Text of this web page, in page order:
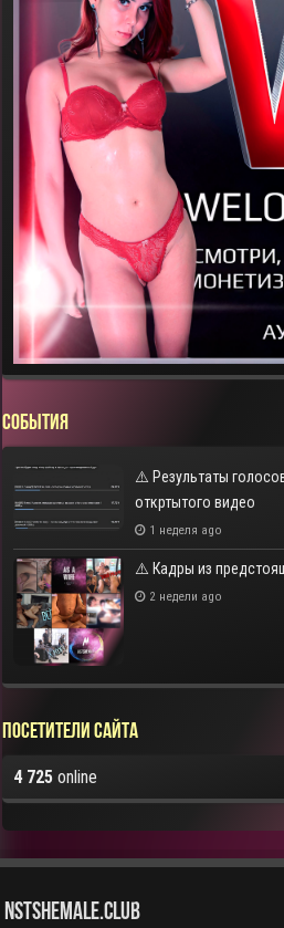
СОБЫТИЯ
⚠️ Результаты
откртытого видео
1 неделя ago
⚠️ Кадры из
2 недели ago
Посетители сайта
4 725 online
NstShemale.Club